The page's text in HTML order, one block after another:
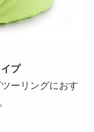
プ
ーリングにおす